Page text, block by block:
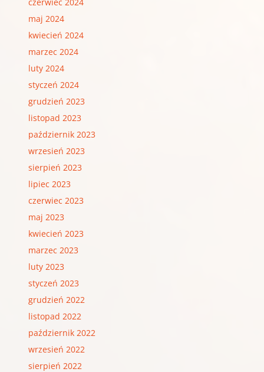
maj 2024
kwiecień 2024
marzec 2024
luty 2024
styczeń 2024
grudzień 2023
listopad 2023
październik 2023
wrzesień 2023
sierpień 2023
lipiec 2023
czerwiec 2023
maj 2023
kwiecień 2023
marzec 2023
luty 2023
styczeń 2023
grudzień 2022
listopad 2022
październik 2022
wrzesień 2022
sierpień 2022